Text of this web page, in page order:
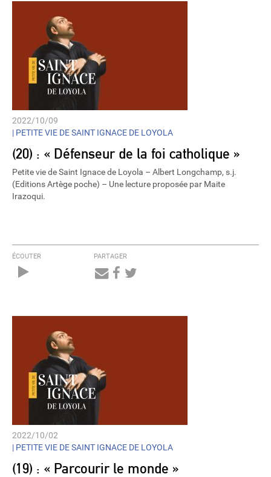
2022/10/09
| PETITE VIE DE SAINT IGNACE DE LOYOLA
(20) : « Défenseur de la foi catholique »
Petite vie de Saint Ignace de Loyola – Albert Longchamp, s.j.
(Editions Artège poche) – Une lecture proposée par Maite
Irazoqui.
ÉCOUTER PARTAGER
2022/10/02
| PETITE VIE DE SAINT IGNACE DE LOYOLA
(19) : « Parcourir le monde »